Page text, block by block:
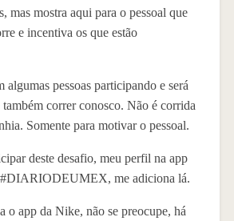
mas mostra aqui para o pessoal que
e incentiva os que estão
algumas pessoas participando e será
correr conosco. Não é corrida
Somente para motivar o pessoal.
deste desafio, meu perfil na app
me adiciona lá.
o app da Nike, não se preocupe, há